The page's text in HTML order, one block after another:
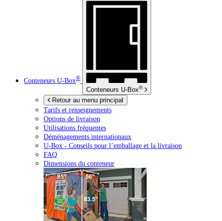
Conteneurs U-Box®
Conteneurs U-Box®
Retour au menu principal
Tarifs et renseignements
Options de livraison
Utilisations fréquentes
Déménagements internationaux
U-Box - Conseils pour l’emballage et la livraison
FAQ
Dimensions du conteneur